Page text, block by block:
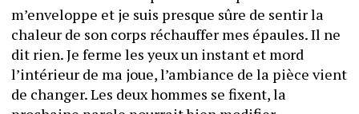
m’enveloppe et je suis presque sûre de sentir la
chaleur de son corps réchauffer mes épaules. Il ne
dit rien. Je ferme les yeux un instant et mord
l’intérieur de ma joue, l’ambiance de la pièce vient
de changer. Les deux hommes se fixent, la